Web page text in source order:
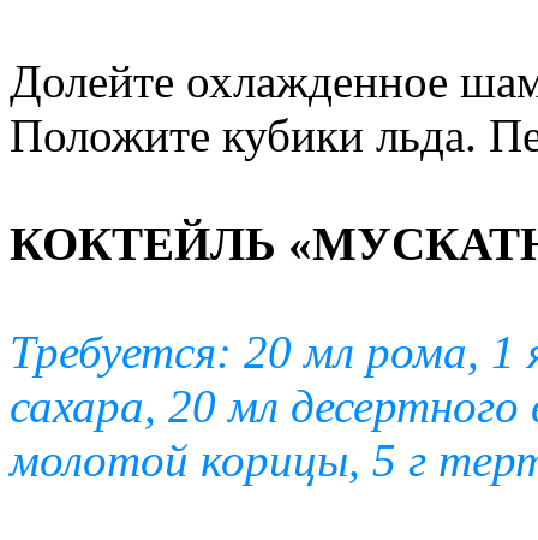
Долейте охлажденное
Положите кубики льда.
КОКТЕЙЛЬ
Требуется: 20 мл рома,
сахара, 20 мл
молотой корицы, 5 г